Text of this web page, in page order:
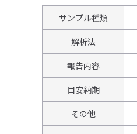
サンプル種類
解析法
報告内容
目安納期
その他